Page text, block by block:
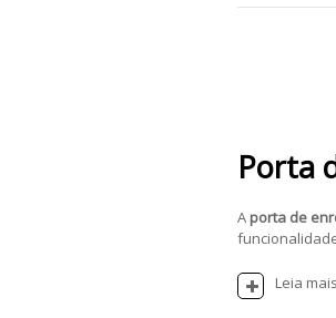
Porta
A porta de
Leia mais